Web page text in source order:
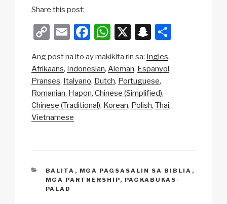
Share this post:
C
p
y
Li
n
E
ail
F
c
e
b
o
W
at
s
A
p
X
S
a
p
c
h
Ang post na ito ay makikita rin sa: Ingles
Afrikaans Indonesian Aleman Espanyol
Pranses Italyano Dutch Portuguese
Romanian Hapon Chinese (Simplified)
Chinese (Traditional) Korean Polish Thai
Vietnamese
CATEGORIES
BALITA , MGA PAGSASALIN SA BIBLIA ,
MGA PARTNERSHIP, PAGKABUKAS-
PALAD